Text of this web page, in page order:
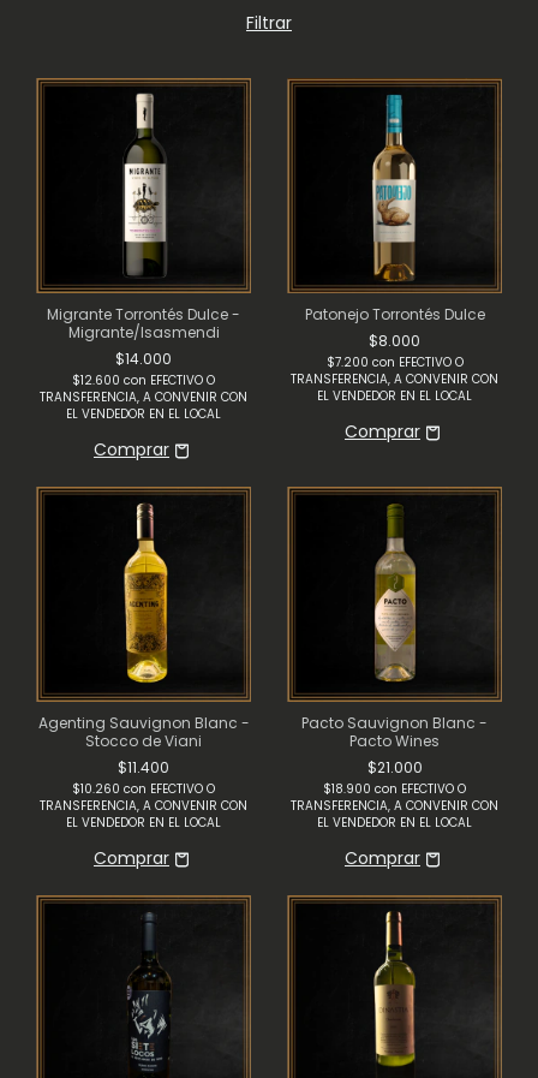
Filtrar
Migrante Torrontés Dulce -
Migrante/Isasmendi
$14.000
$12.600 con EFECTIVO O
TRANSFERENCIA, A CONVENIR CON
EL VENDEDOR EN EL LOCAL
Patonejo Torrontés Dulce
$8.000
$7.200 con EFECTIVO O
TRANSFERENCIA, A CONVENIR CON
EL VENDEDOR EN EL LOCAL
Agenting Sauvignon Blanc -
Stocco de Viani
$11.400
$10.260 con EFECTIVO O
TRANSFERENCIA, A CONVENIR CON
EL VENDEDOR EN EL LOCAL
Pacto Sauvignon Blanc -
Pacto Wines
$21.000
$18.900 con EFECTIVO O
TRANSFERENCIA, A CONVENIR CON
EL VENDEDOR EN EL LOCAL